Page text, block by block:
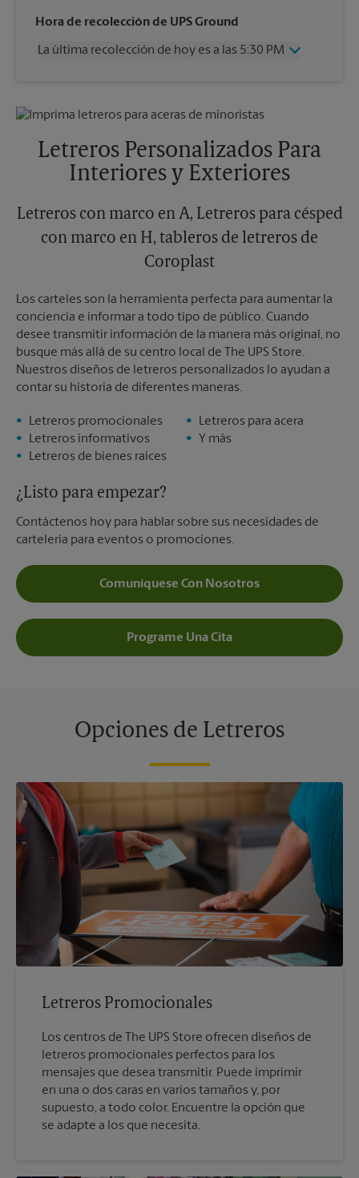
Miércoles
6:00 PM
Viernes
6:00 PM
Lunes
Martes
6:00 PM
Hora de recolección de UPS Ground
La última recolección de hoy es a las 5:30 PM
Viernes
5:30 PM
Domingo
Sin Recolección
5:30 PM
Letreros Personalizados Para
Interiores y Exteriores
Letreros con marco en A, Letreros para césped
con marco en H, tableros de letreros de
Coroplast
Los carteles son la herramienta perfecta para aumentar la
conciencia e informar a todo tipo de público. Cuando
desee transmitir información de la manera más original, no
busque más allá de su centro local de The UPS Store.
Nuestros diseños de letreros personalizados lo ayudan a
contar su historia de diferentes maneras.
Letreros promocionales
Letreros informativos
Letreros de bienes raíces
Letreros para acera
Y más
¿Listo para empezar?
Contáctenos hoy para hablar sobre sus necesidades de
cartelería para eventos o promociones.
Comuníquese Con Nosotros
Programe Una Cita
Opciones de Letreros
Letreros Promocionales
Los centros de The UPS Store ofrecen diseños de
letreros promocionales perfectos para los
mensajes que desea transmitir. Puede imprimir
en una o dos caras en varios tamaños y, por
supuesto, a todo color. Encuentre la opción que
se adapte a los que necesita.